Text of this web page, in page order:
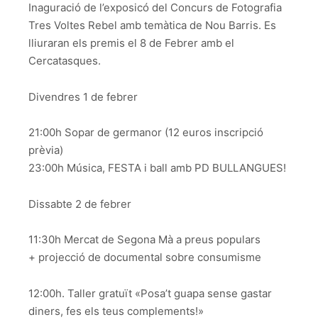
Inaguració de l’exposicó del Concurs de Fotografia
Tres Voltes Rebel amb temàtica de Nou Barris. Es
lliuraran els premis el 8 de Febrer amb el
Cercatasques.
Divendres 1 de febrer
21:00h Sopar de germanor (12 euros inscripció
prèvia)
23:00h Música, FESTA i ball amb PD BULLANGUES!
Dissabte 2 de febrer
11:30h Mercat de Segona Mà a preus populars
+ projecció de documental sobre consumisme
12:00h. Taller gratuït «Posa’t guapa sense gastar
diners, fes els teus complements!»